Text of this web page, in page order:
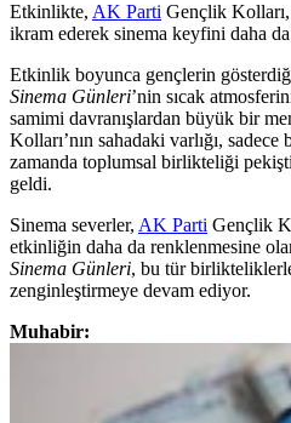
Etkinlikte, AK Parti Gençlik
ikram ederek sinema keyfini daha da
Etkinlik boyunca gençlerin
Sinema Günleri’nin sıcak
samimi davranışlardan büyük bir
Kolları’nın sahadaki varlığı,
zamanda toplumsal birlikteliği
geldi.
Sinema severler, AK Parti Gençlik
etkinliğin daha da renklenmesine
Sinema Günleri, bu tür
zenginleştirmeye devam ediyor.
Muhabir: